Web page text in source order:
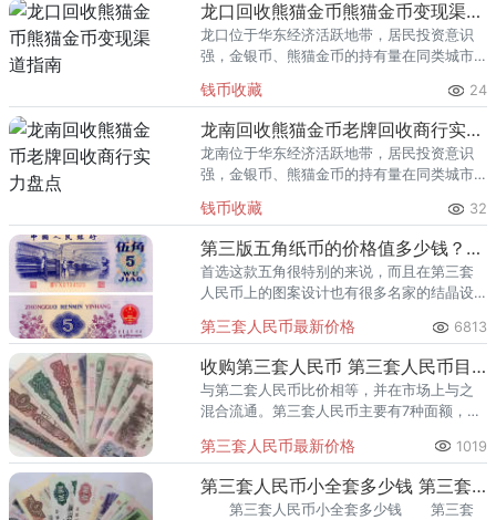
龙口回收熊猫金币熊猫金币变现渠道指南
龙口位于华东经济活跃地带，居民投资意识
强，金银币、熊猫金币的持有量在同类城市
熊猫金币的需求就明显升温，但鱼龙混杂的
回收渠道里，能精准识别版别溢
钱币收藏 24
龙南回收熊猫金币老牌回收商行实力盘点
龙南位于华东经济活跃地带，居民投资意识
强，金银币、熊猫金币的持有量在同类城市
熊猫金币的需求就明显升温，但鱼龙混杂的
回收渠道里，能精准识别版别溢
钱币收藏 32
第三版五角纸币的价格值多少钱？第三版五角纸币收藏价值
首选这款五角很特别的来说，而且在第三套
人民币上的图案设计也有很多名家的结晶设
第三套人民币最新价格 6813
收购第三套人民币 第三套人民币目前价格
与第二套人民币比价相等，并在市场上与之
混合流通。第三套人民币主要有7种面额，9
种，1元币种，2元币，5元币，10元币各1
种。
第三套人民币最新价格 1019
第三套人民币小全套多少钱 第三套人民币小全套市场行情
第三套人民币小全套多少钱 第三套